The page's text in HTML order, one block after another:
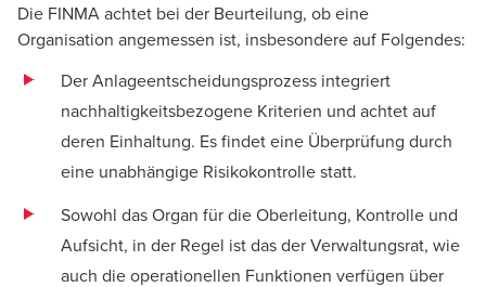
Die FINMA achtet bei der Beurteilung, ob eine
Organisation angemessen ist, insbesondere auf Folgendes:
Der Anlageentscheidungsprozess integriert
nachhaltigkeitsbezogene Kriterien und achtet auf
deren Einhaltung. Es findet eine Überprüfung durch
eine unabhängige Risikokontrolle statt.
Sowohl das Organ für die Oberleitung, Kontrolle und
Aufsicht, in der Regel ist das der Verwaltungsrat, wie
auch die operationellen Funktionen verfügen über